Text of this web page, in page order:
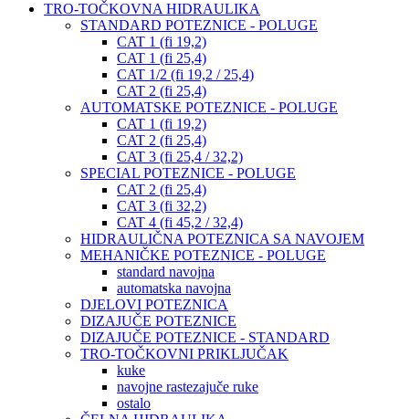
TRO-TOČKOVNA HIDRAULIKA
STANDARD POTEZNICE - POLUGE
CAT 1 (fi 19,2)
CAT 1 (fi 25,4)
CAT 1/2 (fi 19,2 / 25,4)
CAT 2 (fi 25,4)
AUTOMATSKE POTEZNICE - POLUGE
CAT 1 (fi 19,2)
CAT 2 (fi 25,4)
CAT 3 (fi 25,4 / 32,2)
SPECIAL POTEZNICE - POLUGE
CAT 2 (fi 25,4)
CAT 3 (fi 32,2)
CAT 4 (fi 45,2 / 32,4)
HIDRAULIČNA POTEZNICA SA NAVOJEM
MEHANIČKE POTEZNICE - POLUGE
standard navojna
automatska navojna
DJELOVI POTEZNICA
DIZAJUČE POTEZNICE
DIZAJUČE POTEZNICE - STANDARD
TRO-TOČKOVNI PRIKLJUČAK
kuke
navojne rastezajuče ruke
ostalo